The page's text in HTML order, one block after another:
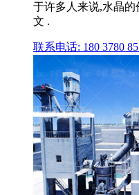
于许多人来说,水晶
文 .
联系电话: 180 3780